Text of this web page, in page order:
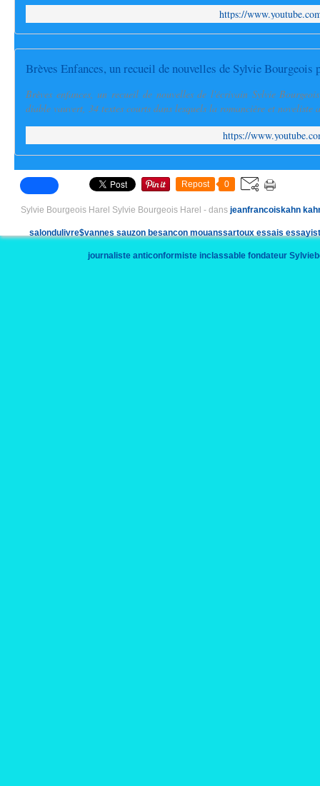
https://
Brèves enfances, un recueil de nouvelles de l'écrivain Sylvie
diable vauvert, 34 textes courts dans lesquels la romancière et noveliste
https://
Repost 0
Sylvie Bourgeois Harel Sylvie Bourgeois Harel - dans jeanfrancoiskahn
salondulivre$vannes sauzon besancon mouanssartoux essais
journaliste anticonformiste inclassable fondateur